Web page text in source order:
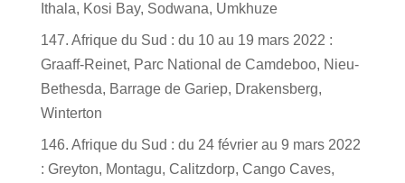
Ithala, Kosi Bay, Sodwana, Umkhuze
147. Afrique du Sud : du 10 au 19 mars 2022 :
Graaff-Reinet, Parc National de Camdeboo, Nieu-
Bethesda, Barrage de Gariep, Drakensberg,
Winterton
146. Afrique du Sud : du 24 février au 9 mars 2022
: Greyton, Montagu, Calitzdorp, Cango Caves,